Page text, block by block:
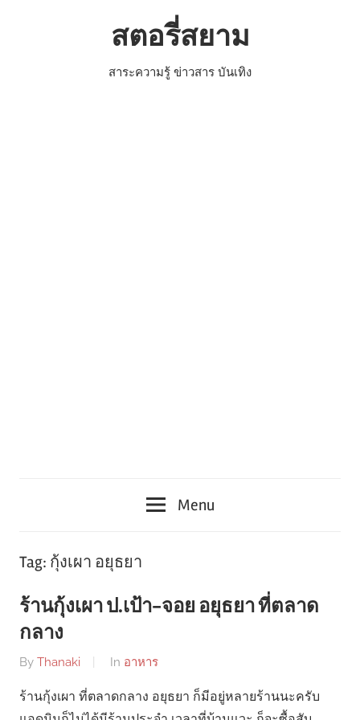
สตอรี่สยาม
สาระความรู้ ข่าวสาร บันเทิง
Menu
Tag: กุ้งเผา อยุธยา
ร้านกุ้งเผา ป.เป้า-จอย อยุธยา ที่ตลาด
กลาง
By Thanaki In อาหาร
ร้านกุ้งเผา ที่ตลาดกลาง อยุธยา ก็มีอยู่หลายร้านนะครับ